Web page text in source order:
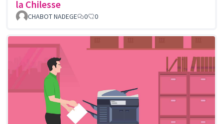
la Chilesse
CHABOT NADEGE 0 0